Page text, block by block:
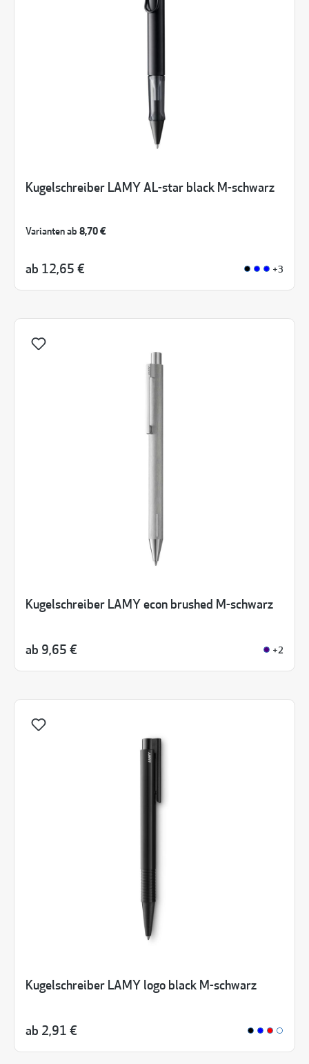
Kugelschreiber LAMY AL-star black M-schwarz
Varianten ab 8,70 €
ab 12,65 € +3
Kugelschreiber LAMY econ brushed M-schwarz
ab 9,65 € +2
Kugelschreiber LAMY logo black M-schwarz
ab 2,91 €